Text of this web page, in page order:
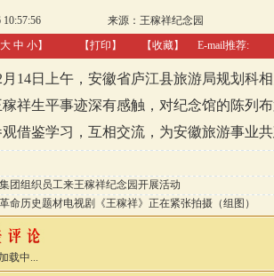
10:57:56 来源： 王稼祥纪念园
大 中 小】 【打印 】 【收藏】 E-mail推荐:
14日上午，安徽省庐江县旅游局规划科
祥生平事迹深有感触，对纪念馆的陈列
观借鉴学习，互相交流，为安徽旅游事业
团组织员工来王稼祥纪念园开展活动
命历史题材电视剧《王稼祥》正在紧张拍摄（组图）
载中...